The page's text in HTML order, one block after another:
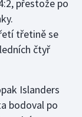
přestože po
třetině se
čtyř
Islanders
bodoval po